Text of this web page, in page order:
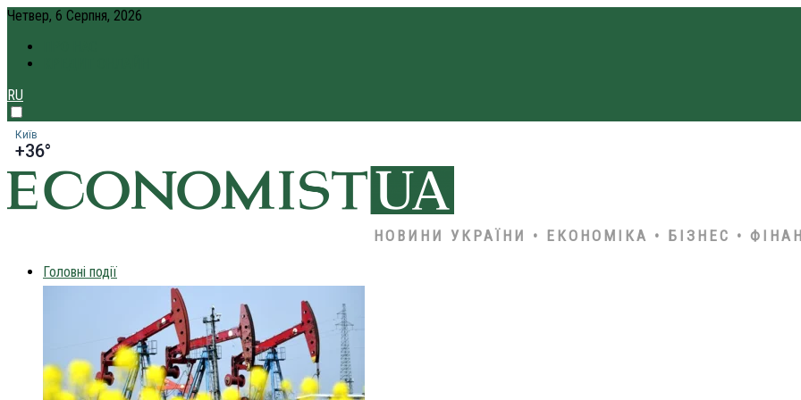
Четвер, 6 Серпня, 2026
RU
Київ
+36°
НОВИНИ УКРАЇНИ • ЕКОНОМІКА • БІЗНЕС •
Головні події